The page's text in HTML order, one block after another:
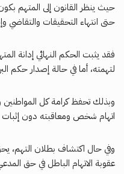
حيث ينظر القانون إلى المتهم
حتى انتهاء التحقيقات
فقد يثبت الحكم النهائي إدانة
لتهمته، أما في حالة إصدار حكم
وبذلك تحفظ كرامة كل المواطنين
اتهام شخص ومعاقبته دون
وفي حال اكتشاف بطلان التهم،
عقوبة الاتهام الباطل في حق